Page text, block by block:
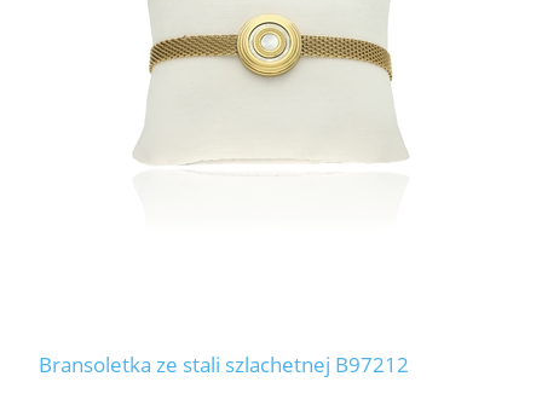
Bransoletka ze stali szlachetnej B97212